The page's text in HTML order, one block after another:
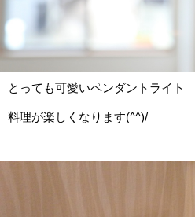
とっても可愛いペンダントライト
料理が楽しくなります(^^)/